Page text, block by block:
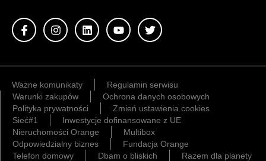
Ważne komunikaty
Regulamin serwisu
Warunki zakupów
Ochrona danych osobowych
Polityka prywatności
Zmień ustawienia cookies
Sieć#1
Inwestycje dofinansowane z UE
Nieruchomości Orange
Multibox
Odpowiedzialny biznes
Fundacja Orange
Telefon domowy
Dbam o bliskich Razem dla planety